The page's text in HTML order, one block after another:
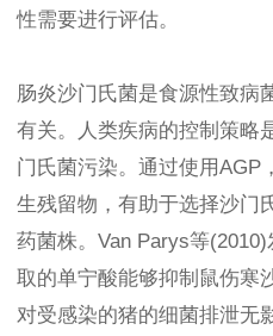
性需要进行评估。
肠炎沙门氏菌是食源性致病
有关。人类疾病的控制策略
门氏菌污染。通过使用AGP
生残留物，有助于选择沙门
药菌株。Van Parys等
取的单宁酸能够抑制鼠伤寒
对受感染的猪的细菌排泄无